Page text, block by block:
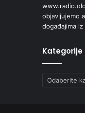
objavljujemo
događajima
Kategorije
Kategorije